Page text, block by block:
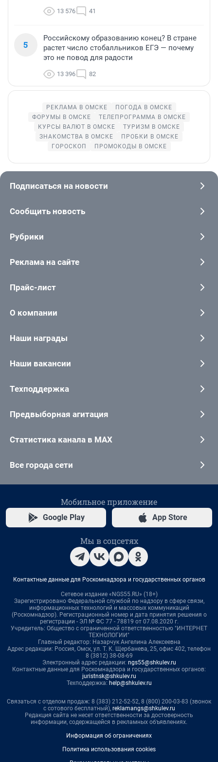
13 576 41
5
Российскому образованию конец? В стране
растет число стобалльников ЕГЭ — почему
это не повод для радости
13 396 82
РЕКЛАМА В ОМСКЕ
ПОГОДА В ОМСКЕ
ФОРУМЫ В ОМСКЕ
ТЕЛЕПРОГРАММА В ОМСКЕ
КУРСЫ ВАЛЮТ В ОМСКЕ
ТУРИЗМ В ОМСКЕ
ЗНАКОМСТВА В ОМСКЕ
ПРОБКИ В ОМСКЕ
ГОРОСКОП
ПРОМОКОДЫ В ОМСКЕ
Подписаться на новости
Сообщить новость
Рубрики
Реклама на сайте
Прайс-лист
О компании
Наши награды
Наши вакансии
Техподдержка
Предвыборная агитация
Статистика канала в MAX
Все города сети
Мобильное приложение
Google Play App Store
Мы в соцсетях
Контактные данные для Роскомнадзора и государственных органов
Сетевое издание «NGS55.RU» (18+)
Зарегистрировано Федеральной службой по надзору в сфере связи,
информационных технологий и массовых коммуникаций
(Роскомнадзор). Регистрационный номер и дата принятия решения о
регистрации - ЭЛ № ФС 77 - 78819 от 07.08.2020 г.
Учредитель: Общество с ограниченной ответственностью "ИНТЕРНЕТ
ТЕХНОЛОГИИ"
Главный редактор: Назарчук Ангелина Алексеевна
Адрес редакции: Россия, Омск, ул. Т. К. Щербанева, 25, офис 402, телефон
8 (3812) 38-08-69
Электронный адрес редакции: ngs55@shkulev.ru
Контактные данные для Роскомнадзора и государственных органов:
juristnsk@shkulev.ru
Техподдержка: help@shkulev.ru
Связаться с отделом продаж: 8 (383) 212-52-52, 8 (800) 200-03-83 (звонок
с сотового бесплатный), reklamangs@shkulev.ru
Редакция сайта не несет ответственности за достоверность
информации, содержащейся в рекламных объявлениях.
Информация об ограничениях
Политика использования cookies